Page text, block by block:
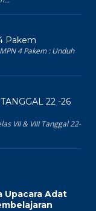
Pakem
4 Pakem : Unduh
22 -26
VII & VIII Tanggal 22-
Upacara Adat